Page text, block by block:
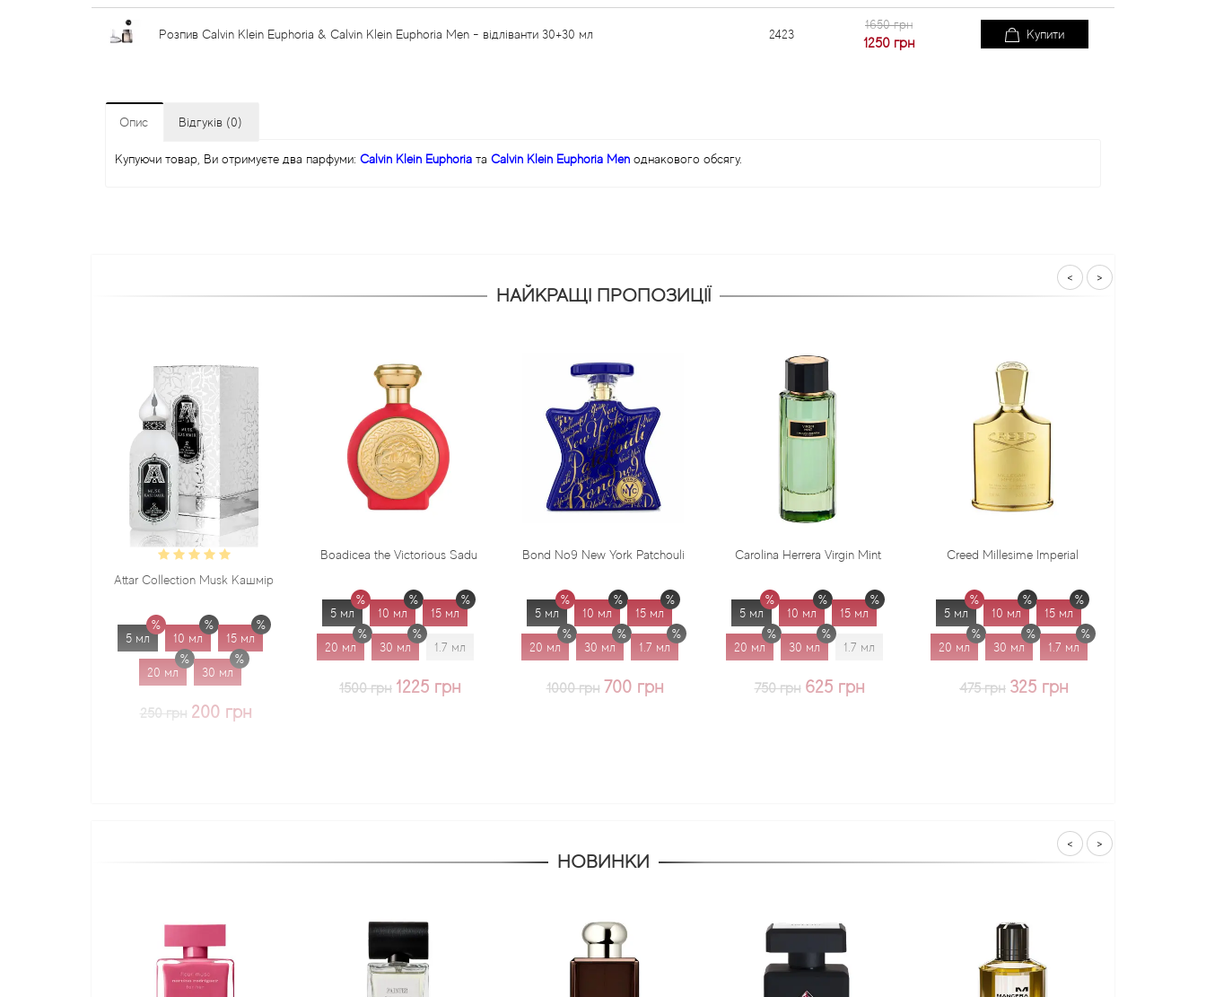
Розпив Calvin Klein Euphoria & Calvin Klein Euphoria Men - відліванти 30+30 мл 2423
1650 грн
1250 грн
Купити
Опис Відгуків (0)
Купуючи товар, Ви отримуєте два парфуми: Calvin Klein Euphoria та Calvin Klein Euphoria Men однакового обсягу.
НАЙКРАЩІ ПРОПОЗИЦІЇ
Attar Collection Musk Кашмір
10 мл 15 мл
30 мл
250 грн 200 грн
Boadicea the Victorious Sadu
10 мл 15 мл
30 мл 1.7 мл
1500 грн 1225 грн
Bond No9 New York Patchouli
10 мл 15 мл
30 мл 1.7 мл
1000 грн 700 грн
Carolina Herrera Virgin Mint
10 мл 15 мл
30 мл 1.7 мл
750 грн 625 грн
Creed Millesime Imperial
10 мл 15 мл
30 мл 1.7 мл
475 грн 325 грн
< >
НОВИНКИ
< >